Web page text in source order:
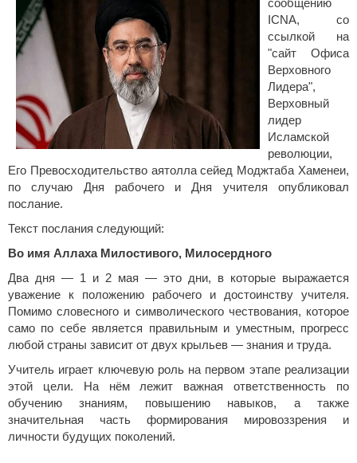
сообщению
ICNA, со
ссылкой на
"сайт Офиса
Верховного
Лидера",
Верховный
лидер
Исламской
революции,
Его Превосходительство аятолла сейед Моджтаба Хаменеи,
по случаю Дня рабочего и Дня учителя опубликовал
послание.
Текст послания следующий:
Во имя Аллаха Милостивого, Милосердного
Два дня — 1 и 2 мая — это дни, в которые выражается
уважение к положению рабочего и достоинству учителя.
Помимо словесного и символического чествования, которое
само по себе является правильным и уместным, прогресс
любой страны зависит от двух крыльев — знания и труда.
Учитель играет ключевую роль на первом этапе реализации
этой цели. На нём лежит важная ответственность по
обучению знаниям, повышению навыков, а также
значительная часть формирования мировоззрения и
личности будущих поколений.